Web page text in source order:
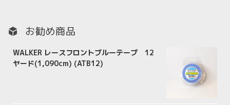
お勧め商品
WALKER レースフロントブルーテープ 12
ヤード(1,090cm) (ATB12)